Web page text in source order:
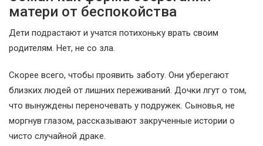
матери от беспокойства
Дети подрастают и учатся потихоньку врать своим
родителям. Нет, не со зла.
Скорее всего, чтобы проявить заботу. Они уберегают
близких людей от лишних переживаний. Дочки лгут о том,
что вынуждены переночевать у подружек. Сыновья, не
моргнув глазом, рассказывают закрученные истории о
чисто случайной драке.